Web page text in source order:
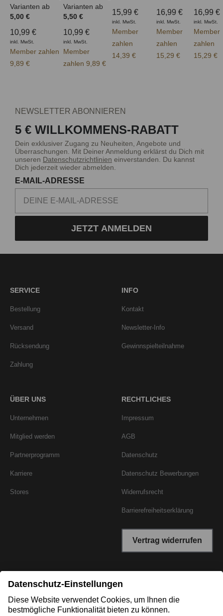
Varianten ab
5,00 €
10,99 €
inkl. MwSt.
Member zahlen
9,89 €
Varianten ab
5,50 €
10,99 €
inkl. MwSt.
Member
zahlen 9,89 €
15,99 €
inkl. MwSt.
Member
zahlen
14,39 €
16,99 €
inkl. MwSt.
Member
zahlen
15,29 €
16,99 €
inkl. MwSt.
Member
zahlen
15,29 €
NEWSLETTER ABONNIEREN
5 € WILLKOMMENS-RABATT
Dein exklusiver Zugang zu Neuheiten, Angebote und
Überraschungen. Mit Deiner Anmeldung erklärst du Dich mit
unseren Datenschutzrichtlinien einverstanden. Du kannst
Dich jederzeit wieder abmelden.
E-MAIL-ADRESSE
JETZT ANMELDEN
SERVICE
Bestellung
Versand
Rücksendung
Zahlung
INFO
Kontakt
Newsletter-Info
Gewinnspielteilnahme
ÜBER UNS
Unternehmen
Mitglied werden
Partnerprogramm
Karriere
Stores
RECHTLICHES
Impressum
AGB
Datenschutz
Datenschutz Bewerbungen
Widerrufsrecht
Barrierefreiheitserklärung
Vertrag widerrufen